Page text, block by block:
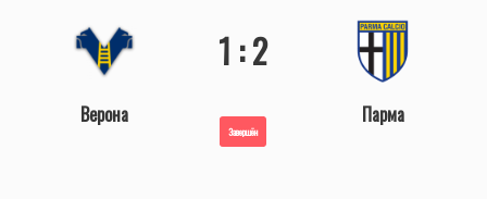
Верона
1 : 2
Завершён
Парма